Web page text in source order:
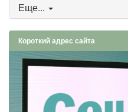
Еще...
Короткий адрес сайта